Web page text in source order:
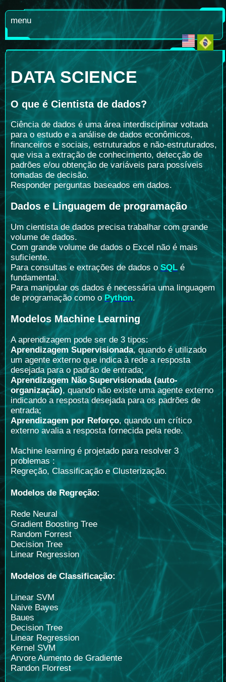
menu
DATA SCIENCE
O que é Cientista de dados?
Ciência de dados é uma área interdisciplinar voltada
para o estudo e a análise de dados econômicos,
financeiros e sociais, estruturados e não-estruturados,
que visa a extração de conhecimento, detecção de
padrões e/ou obtenção de variáveis para possíveis
tomadas de decisão.
Responder perguntas baseados em dados.
Dados e Linguagem de programação
Um cientista de dados precisa trabalhar com grande
volume de dados.
Com grande volume de dados o Excel não é mais
suficiente.
Para consultas e extrações de dados o SQL é
fundamental.
Para manipular os dados é necessária uma linguagem
de programação como o Python.
Modelos Machine Learning
A aprendizagem pode ser de 3 tipos:
Aprendizagem Supervisionada, quando é utilizado
um agente externo que indica à rede a resposta
desejada para o padrão de entrada;
Aprendizagem Não Supervisionada (auto-
organização), quando não existe uma agente externo
indicando a resposta desejada para os padrões de
entrada;
Aprendizagem por Reforço, quando um crítico
externo avalia a resposta fornecida pela rede.
Machine learning é projetado para resolver 3
problemas :
Regreção, Classificação e Clusterização.
Modelos de Regreção:
Rede Neural
Gradient Boosting Tree
Random Forrest
Decision Tree
Linear Regression
Modelos de Classificação:
Linear SVM
Naive Bayes
Baues
Decision Tree
Linear Regression
Kernel SVM
Arvore Aumento de Gradiente
Randon Florrest